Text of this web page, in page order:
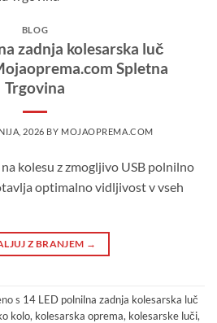
BLOG
zadnja kolesarska luč
Spletna
Trgovina
2026 BY MOJAOPREMA.COM
kolesu z zmogljivo USB polnilno
optimalno vidljivost v vseh
Z BRANJEM →
s 14 LED polnilna zadnja kolesarska luč
kolo, kolesarska oprema, kolesarske luči,